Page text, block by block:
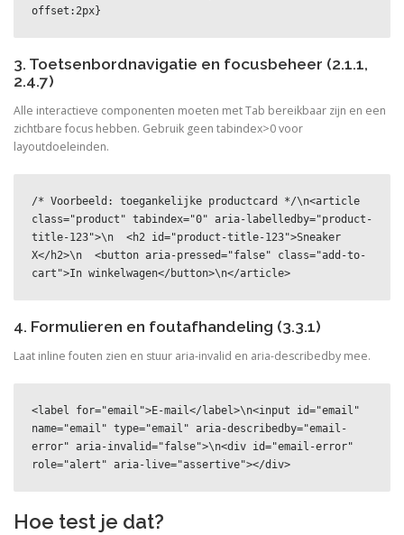
offset:2px}
3. Toetsenbordnavigatie en focusbeheer (2.1.1,
2.4.7)
Alle interactieve componenten moeten met Tab bereikbaar zijn en een
zichtbare focus hebben. Gebruik geen tabindex>0 voor
layoutdoeleinden.
/* Voorbeeld: toegankelijke productcard */\n<article
class="product" tabindex="0" aria-labelledby="product-
title-123">\n  <h2 id="product-title-123">Sneaker
X</h2>\n  <button aria-pressed="false" class="add-to-
cart">In winkelwagen</button>\n</article>
4. Formulieren en foutafhandeling (3.3.1)
Laat inline fouten zien en stuur aria-invalid en aria-describedby mee.
<label for="email">E-mail</label>\n<input id="email"
name="email" type="email" aria-describedby="email-
error" aria-invalid="false">\n<div id="email-error"
role="alert" aria-live="assertive"></div>
Hoe test je dat?